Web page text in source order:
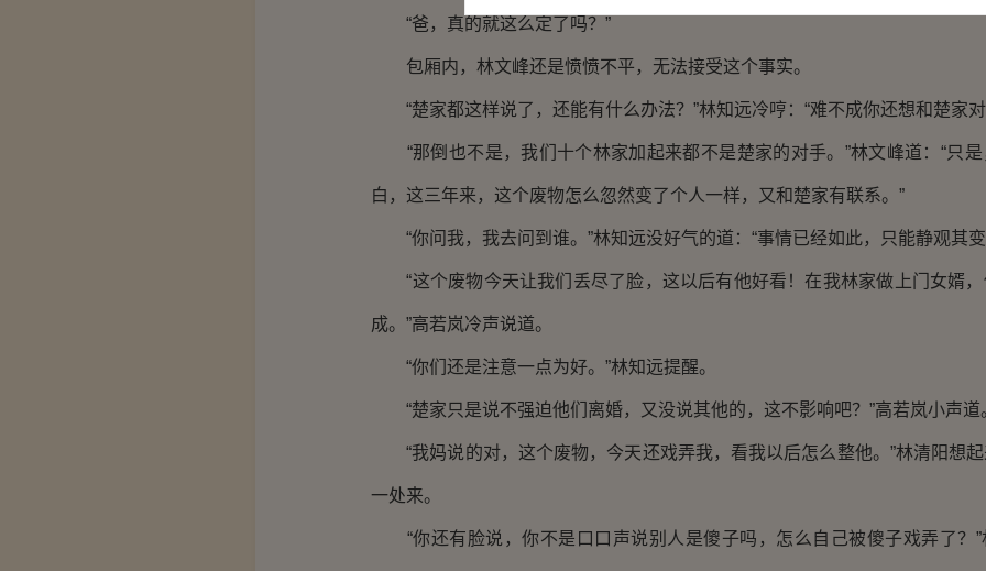
“爸，真的就这么定了吗？”
包厢内，林文峰还是愤愤不平，无法接受这个事实。
“楚家都这样说了，还能有什么办法？”林知远冷哼：“难不成你还想和楚家对
“那倒也不是，我们十个林家加起来都不是楚家的对手。”林文峰道：“只是
白，这三年来，这个废物怎么忽然变了个人一样，又和楚家有联系。”
“你问我，我去问到谁。”林知远没好气的道：“事情已经如此，只能静观其变
“这个废物今天让我们丢尽了脸，这以后有他好看！在我林家做上门女婿，
成。”高若岚冷声说道。
“你们还是注意一点为好。”林知远提醒。
“楚家只是说不强迫他们离婚，又没说其他的，这不影响吧？”高若岚小声道
“我妈说的对，这个废物，今天还戏弄我，看我以后怎么整他。”林清阳想
一处来。
“你还有脸说，你不是口口声说别人是傻子吗，怎么自己被傻子戏弄了？”